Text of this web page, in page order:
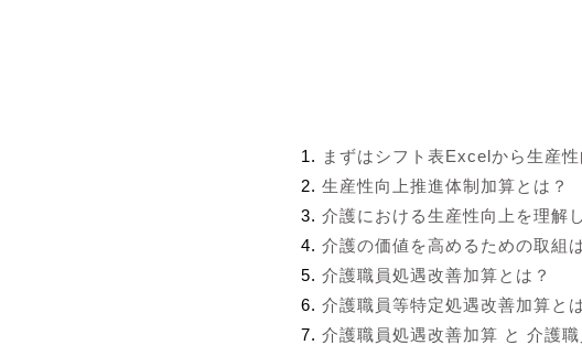
まずはシフト表Excelから生産
生産性向上推進体制加算とは？
介護における生産性向上を理解
介護の価値を高めるための取組
介護職員処遇改善加算とは？
介護職員等特定処遇改善加算と
介護職員処遇改善加算 と 介護